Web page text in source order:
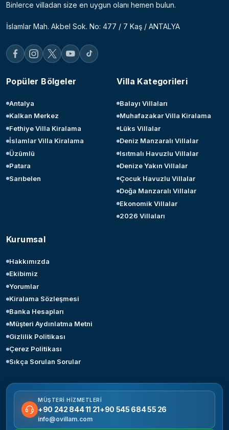
Binlerce villadan size en uygun olanı hemen bulun.
İslamlar Mah. Akbel Sok. No: 477 / 7 Kaş / ANTALYA
Popüler Bölgeler
Antalya
Kalkan Merkez
Fethiye Villa Kiralama
İslamlar Villa Kiralama
Üzümlü
Patara
Sarıbelen
Villa Kategorileri
Balayı Villaları
Muhafazakar Villa Kiralama
Lüks Villalar
Deniz Manzaralı Villalar
Isıtmalı Havuzlu Villalar
Denize Yakın Villalar
Çocuk Havuzlu Villalar
Doğa Manzaralı Villalar
Ekonomik Villalar
2026 Villaları
Kurumsal
Hakkımızda
Ekibimiz
Yorumlar
Kiralama Sözleşmesi
Banka Hesapları
Müşteri Aydınlatma Metni
Gizlilik Politikası
Çerez Politikası
Sıkça Sorulan Sorular
MÜŞTERI HIZMETLERI
+90 242 844 11 21+90 545 684 55 26
info@ovillam.com